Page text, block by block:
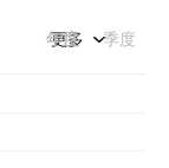
年度 季度
更多